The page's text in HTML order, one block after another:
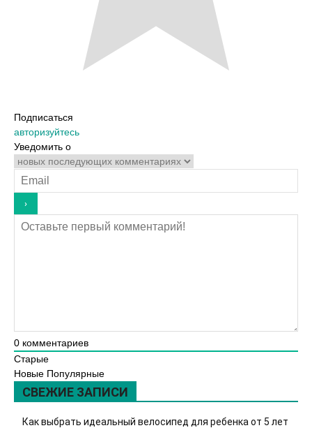
Подписаться
авторизуйтесь
Уведомить о
0 комментариев
Старые
Новые Популярные
СВЕЖИЕ ЗАПИСИ
Как выбрать идеальный велосипед для ребенка от 5 лет